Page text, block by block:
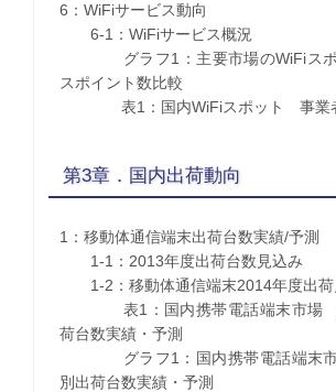
6：WiFiサービス動向
6-1：WiFiサービス概況
グラフ1：主要市場のWiFiスポ
スポイント数比較
表1：国内WiFiスポット 事業者
第3章．国内出荷動向
1：移動体通信端末出荷台数実績/予測
1-1：2013年度出荷台数見込み
1-2：移動体通信端末2014年度出荷
表1：国内携帯電話端末市場
荷台数実績・予測
グラフ1：国内携帯電話端末市
別出荷台数実績・予測